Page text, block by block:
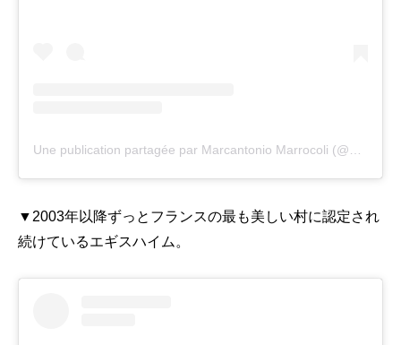
▼2003年以降ずっとフランスの最も美しい村に認定され
続けているエギスハイム。